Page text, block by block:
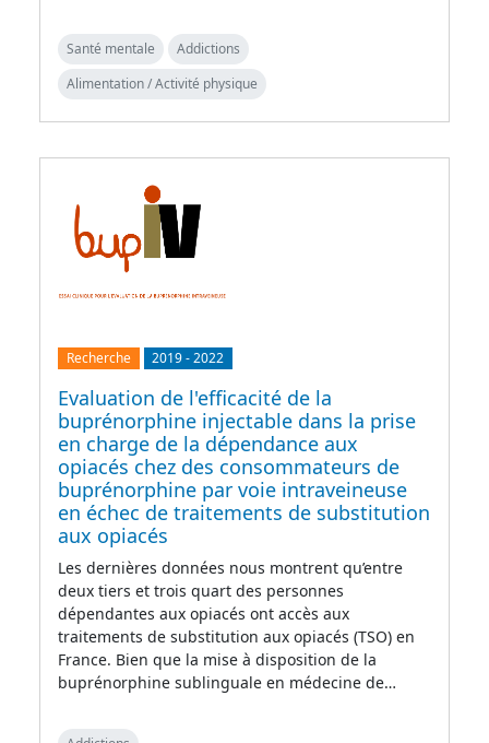
Santé mentale
Addictions
Alimentation / Activité physique
Recherche 2019-2022
Evaluation de l'efficacité de la
buprénorphine injectable dans la prise
en charge de la dépendance aux
opiacés chez des consommateurs de
buprénorphine par voie intraveineuse
en échec de traitements de substitution
aux opiacés
Les dernières données nous montrent qu’entre
deux tiers et trois quart des personnes
dépendantes aux opiacés ont accès aux
traitements de substitution aux opiacés (TSO) en
France. Bien que la mise à disposition de la
buprénorphine sublinguale en médecine de…